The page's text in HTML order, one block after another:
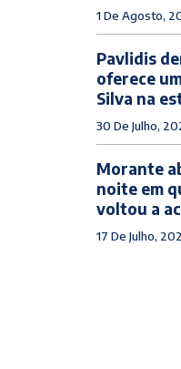
1 De Agosto,
Pavlidis
oferece
Silva na
30 De Julho,
Morante
noite em
voltou a
17 De Julho,